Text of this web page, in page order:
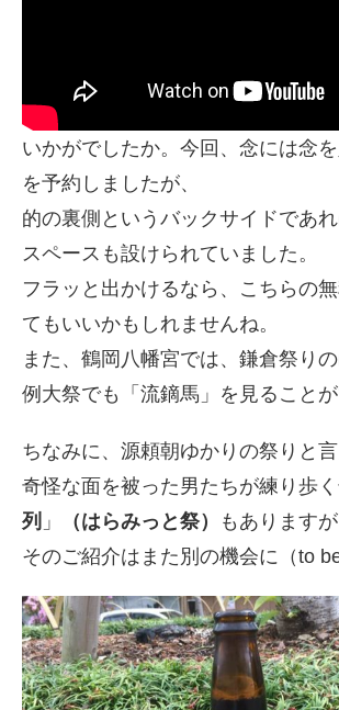
いかがでしたか。今回、念には念
を予約しましたが、
的の裏側というバックサイドであ
スペースも設けられていました。
フラッと出かけるなら、こちらの
てもいいかもしれませんね。
また、鶴岡八幡宮では、鎌倉祭り
例大祭でも「流鏑馬」を見ることが
ちなみに、源頼朝ゆかりの祭りと
奇怪な面を被った男たちが練り歩く
列 」 （はらみっと祭）
もあります
そのご紹介はまた別の機会に（to